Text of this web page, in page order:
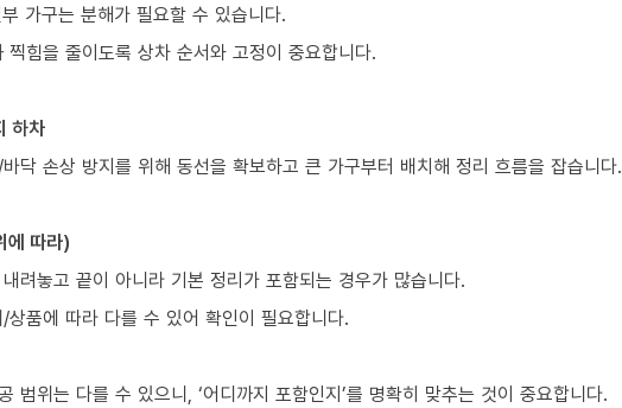
가구는 분해가 필요할 수 있습니다.
찍힘을 줄이도록 상차 순서와 고정이 중요합니다.
하차
닥 손상 방지를 위해 동선을 확보하고 큰 가구부터 배치해 정리 흐름을 잡습니다.
에 따라)
려놓고 끝이 아니라 기본 정리가 포함되는 경우가 많습니다.
상품에 따라 다를 수 있어 확인이 필요합니다.
범위는 다를 수 있으니, ‘어디까지 포함인지’를 명확히 맞추는 것이 중요합니다.